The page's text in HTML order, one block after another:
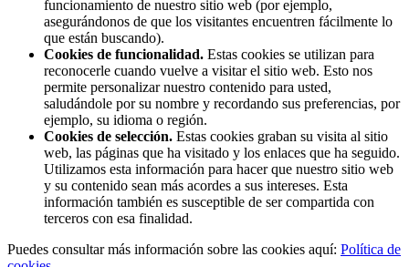
funcionamiento de nuestro sitio web (por ejemplo,
asegurándonos de que los visitantes encuentren fácilmente lo
que están buscando).
Cookies de funcionalidad. Estas cookies se utilizan para
reconocerle cuando vuelve a visitar el sitio web. Esto nos
permite personalizar nuestro contenido para usted,
saludándole por su nombre y recordando sus preferencias, por
ejemplo, su idioma o región.
Cookies de selección. Estas cookies graban su visita al sitio
web, las páginas que ha visitado y los enlaces que ha seguido.
Utilizamos esta información para hacer que nuestro sitio web
y su contenido sean más acordes a sus intereses. Esta
información también es susceptible de ser compartida con
terceros con esa finalidad.
Puedes consultar más información sobre las cookies aquí: Política de